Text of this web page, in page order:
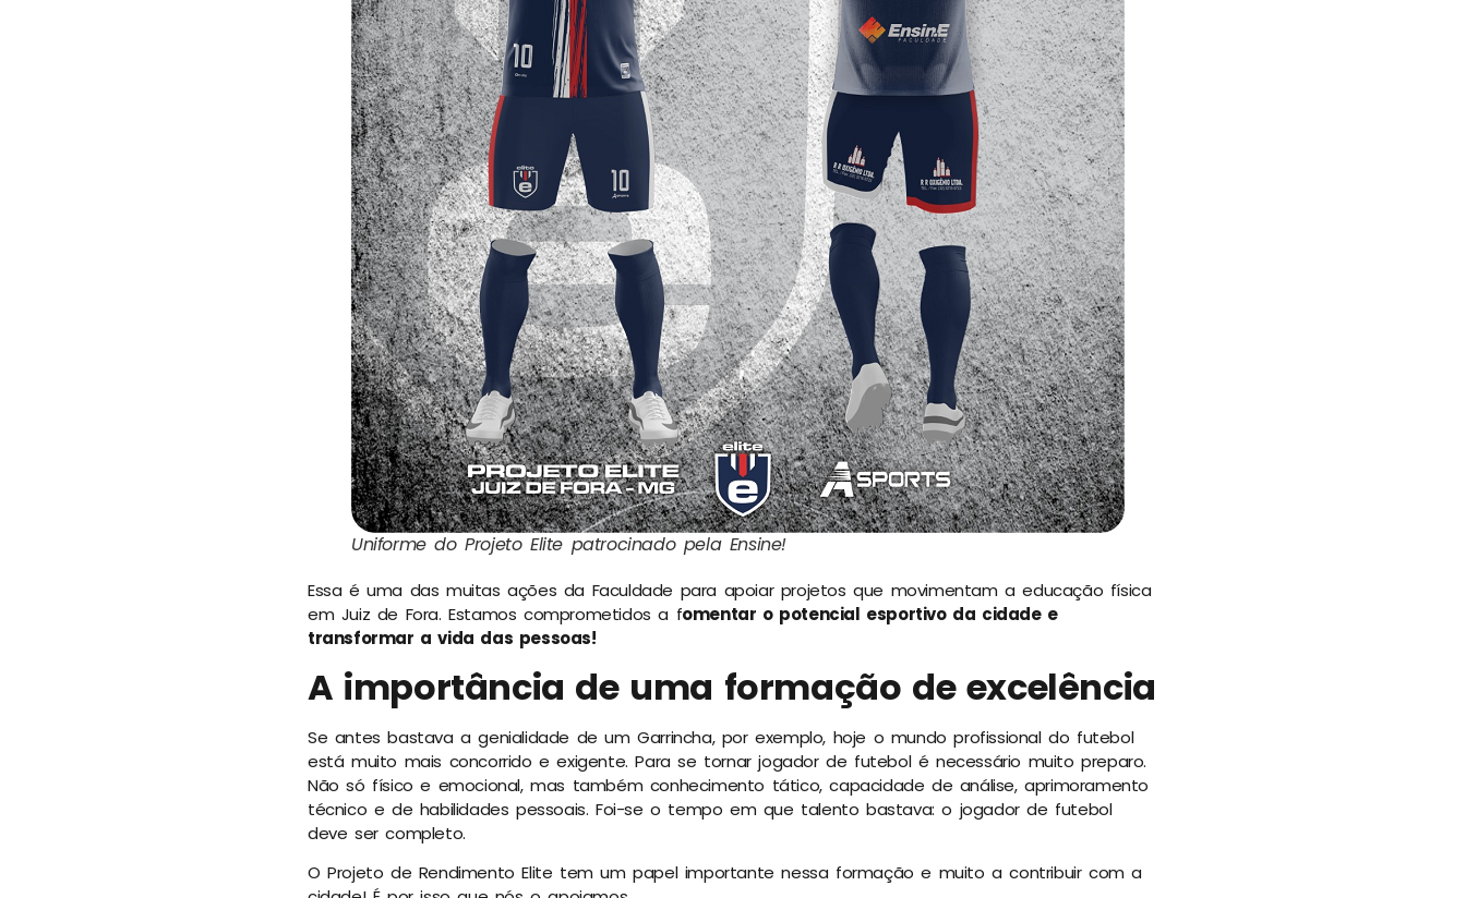
Uniforme do Projeto Elite patrocinado pela Ensine!
Essa é uma das muitas ações da Faculdade para apoiar projetos que movimentam a educação física
em Juiz de Fora. Estamos comprometidos a fomentar o potencial esportivo da cidade e
transformar a vida das pessoas!
A importância de uma formação de excelência
Se antes bastava a genialidade de um Garrincha, por exemplo, hoje o mundo profissional do futebol
está muito mais concorrido e exigente.Para se tornar jogador de futebol é necessário muito preparo.
Não só físico e emocional, mas também conhecimento tático, capacidade de análise, aprimoramento
técnico e de habilidades pessoais. Foi-se o tempo em que talento bastava: o jogador de futebol
deve ser completo.
O Projeto de Rendimento Elite tem um papel importante nessa formação e muito a contribuir com a